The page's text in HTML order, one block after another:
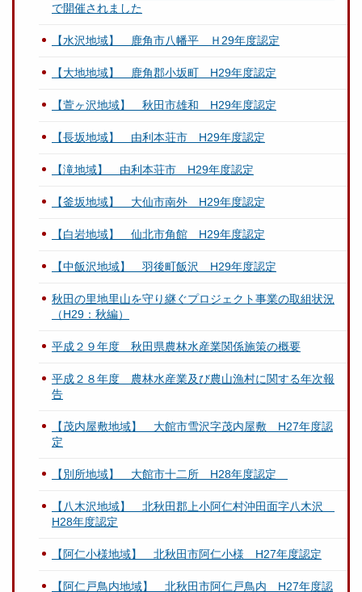
で開催されました
【水沢地域】 鹿角市八幡平 Ｈ29年度認定
【大地地域】 鹿角郡小坂町 H29年度認定
【萱ヶ沢地域】 秋田市雄和 H29年度認定
【長坂地域】 由利本荘市 H29年度認定
【滝地域】 由利本荘市 H29年度認定
【釜坂地域】 大仙市南外 H29年度認定
【白岩地域】 仙北市角館 H29年度認定
【中飯沢地域】 羽後町飯沢 H29年度認定
秋田の里地里山を守り継ぐプロジェクト事業の取組状況
（H29：秋編）
平成２９年度 秋田県農林水産業関係施策の概要
平成２８年度 農林水産業及び農山漁村に関する年次報
告
【茂内屋敷地域】 大館市雪沢字茂内屋敷 H27年度認
定
【別所地域】 大館市十二所 H28年度認定
【八木沢地域】 北秋田郡上小阿仁村沖田面字八木沢
H28年度認定
【阿仁小様地域】 北秋田市阿仁小様 H27年度認定
【阿仁戸鳥内地域】 北秋田市阿仁戸鳥内 H27年度認